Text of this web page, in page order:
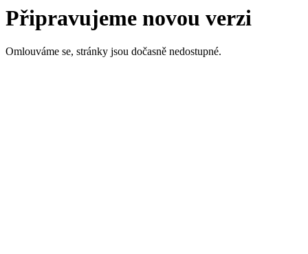
Připravujeme novou verzi
Omlouváme se, stránky jsou dočasně nedostupné.